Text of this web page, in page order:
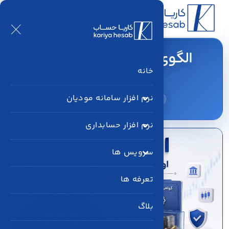
خانه
نرم افزار سامانه مودیان
نرم افزار حسابداری
سرویس ها
تعرفه ها
بلاگ
الگوی بورس اوراق بهادر در
سامانه مودیان
خانه بلاگ الگوی بورس اوراق بهادر در سامانه مودیان